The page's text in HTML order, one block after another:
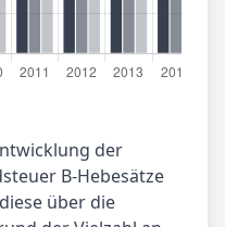
der
B-Hebesätze
über die